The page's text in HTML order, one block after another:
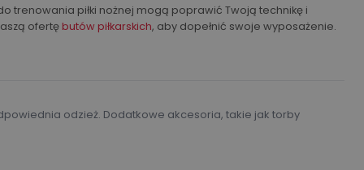
trenowania piłki nożnej mogą poprawić Twoją technikę i
ofertę butów piłkarskich, aby dopełnić swoje wyposażenie.
odzież. Dodatkowe akcesoria, takie jak torby